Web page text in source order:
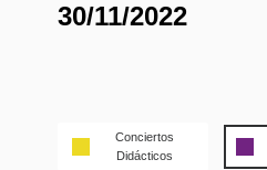
30/11/2022
Conciertos
Didácticos